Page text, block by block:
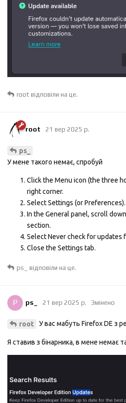
root відповіли на це.
root 21 вер 2025 р.
ps_
У мене такого немає, спробуй
Click the Menu icon (the three
right corner.
Select Settings (or Preferences).
In the General panel, scroll
section.
Select Never check for updates
Close the Settings tab.
ps_ відповіли на це.
P ps_ 21 вер 2025 р. Змінено
root У вас мабуть Firefox DE з
Я ставив з бінарника, в мене немає